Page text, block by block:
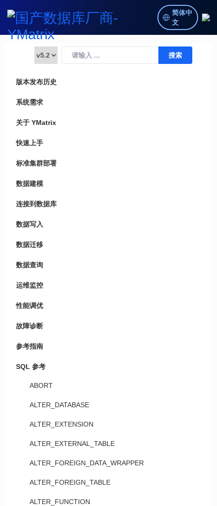
简体中
文
版本发布历史
系统需求
关于 YMatrix
快速上手
标准集群部署
数据建模
连接到数据库
数据写入
数据迁移
数据查询
运维监控
性能调优
故障诊断
参考指南
SQL 参考
ABORT
ALTER_DATABASE
ALTER_EXTENSION
ALTER_EXTERNAL_TABLE
ALTER_FOREIGN_DATA_WRAPPER
ALTER_FOREIGN_TABLE
ALTER_FUNCTION